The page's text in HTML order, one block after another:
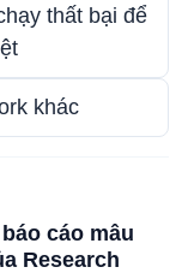
thất bại để
khác
cáo mâu
Research